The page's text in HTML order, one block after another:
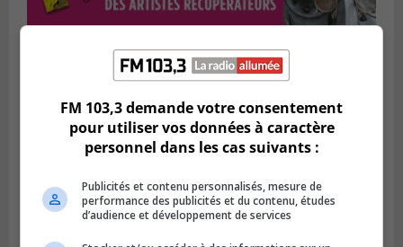
Publié le 1 août 2026 à 16h03
Le Festival Kaput propose des activités
FM 103,3 demande votre consentement
pour utiliser vos données à caractère
personnel dans les cas suivants :
Publicités et contenu personnalisés, mesure de
performance des publicités et du contenu, études
d’audience et développement de services